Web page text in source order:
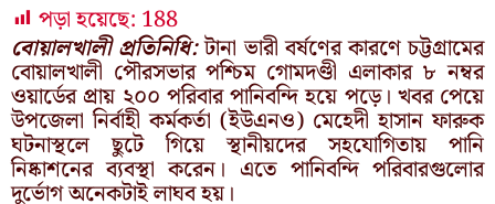
পড়া হয়েছে: 188
বোয়ালখালী প্রতিনিধি:টানা ভারী বর্ষণের কারণে চট্টগ্রামের
বোয়ালখালী পৌরসভার পশ্চিম গোমদণ্ডী এলাকার ৮ নম্বর
ওয়ার্ডের প্রায় ২০০ পরিবার পানিবন্দি হয়ে পড়ে। খবর পেয়ে
উপজেলা নির্বাহী কর্মকর্তা (ইউএনও) মেহেদী হাসান ফারুক
ঘটনাস্থলে ছুটে গিয়ে স্থানীয়দের সহযোগিতায় পানি
নিষ্কাশনের ব্যবস্থা করেন। এতে পানিবন্দি পরিবারগুলোর
দুর্ভোগ অনেকটাই লাঘব হয়।